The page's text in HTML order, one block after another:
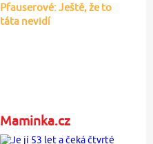
Pfauserové: Ještě, že to
táta nevidí
Maminka.cz